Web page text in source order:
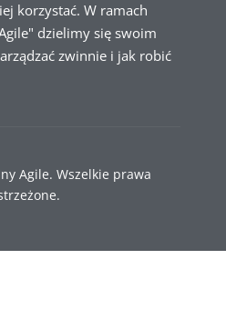
korzystać. W ramach
dzielimy się swoim
zwinnie i jak robić
Agile. Wszelkie prawa